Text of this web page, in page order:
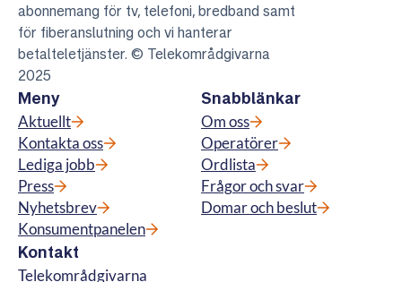
abonnemang för tv, telefoni, bredband samt
för fiberanslutning och vi hanterar
betalteletjänster. © Telekområdgivarna
2025
Meny
Aktuellt
Kontakta oss
Lediga jobb
Press
Nyhetsbrev
Konsumentpanelen
Snabblänkar
Om oss
Operatörer
Ordlista
Frågor och svar
Domar och beslut
Kontakt
Telekområdgivarna